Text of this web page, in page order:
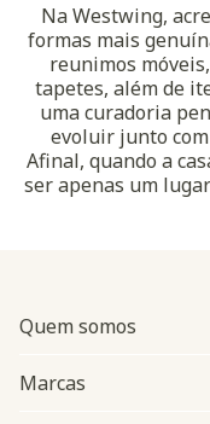
Na Westwing,
formas mais
reunimos
tapetes, além de
uma curadoria
evoluir junto
Afinal, quando a
ser apenas um
Quem somos
Marcas